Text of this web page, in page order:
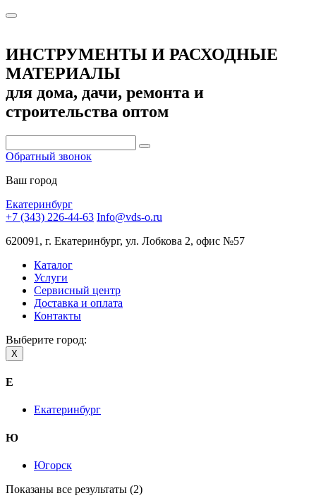
ИНСТРУМЕНТЫ И РАСХОДНЫЕ
МАТЕРИАЛЫ
для дома, дачи, ремонта и
строительства оптом
Обратный звонок
Ваш город
Екатеринбург
+7 (343) 226-44-63 Info@vds-o.ru
620091, г. Екатеринбург, ул. Лобкова 2, офис №57
Каталог
Услуги
Сервисный центр
Доставка и оплата
Контакты
Выберите город:
X
Е
Екатеринбург
Ю
Югорск
Показаны все результаты (2)